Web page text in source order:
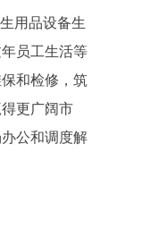
用品设备生
员工生活等
和检修，筑
更广阔市
公和调度解